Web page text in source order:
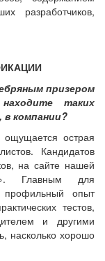
разработчиков,
призером
таких
компании?
острая
Кандидатов
на сайте нашей
Главным для
профильный опыт
тестов,
и другими
насколько хорошо